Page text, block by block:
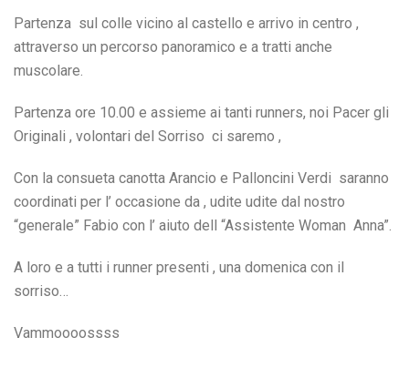
Partenza sul colle vicino al castello e arrivo in centro ,
attraverso un percorso panoramico e a tratti anche
muscolare.
Partenza ore 10.00 e assieme ai tanti runners, noi Pacer gli
Originali , volontari del Sorriso ci saremo ,
Con la consueta canotta Arancio e Palloncini Verdi saranno
coordinati per l’ occasione da , udite udite dal nostro
“generale” Fabio con l’ aiuto dell “Assistente Woman Anna”.
A loro e a tutti i runner presenti , una domenica con il
sorriso…
Vammoooossss